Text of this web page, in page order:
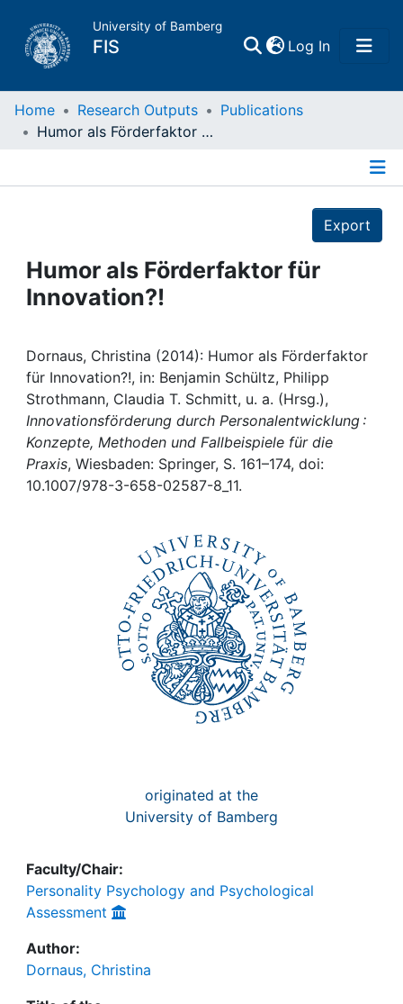
University of Bamberg
FIS Log In(current)
Home
Projects
People
Institutions
Awards
My FIS
Help
Home Research Outputs
Publications
Humor als Förderfaktor für Innovation?!
Export
Humor als Förderfaktor für
Innovation?!
Dornaus, Christina (2014): Humor als Förderfaktor
für Innovation?!, in: Benjamin Schültz, Philipp
Strothmann, Claudia T. Schmitt, u. a. (Hrsg.),
Innovationsförderung durch Personalentwicklung :
Konzepte, Methoden und Fallbeispiele für die
Praxis, Wiesbaden: Springer, S. 161–174, doi:
10.1007/978-3-658-02587-8_11.
originated at the
University of Bamberg
Faculty/Chair:
Personality Psychology and Psychological
Assessment
Author:
Dornaus, Christina